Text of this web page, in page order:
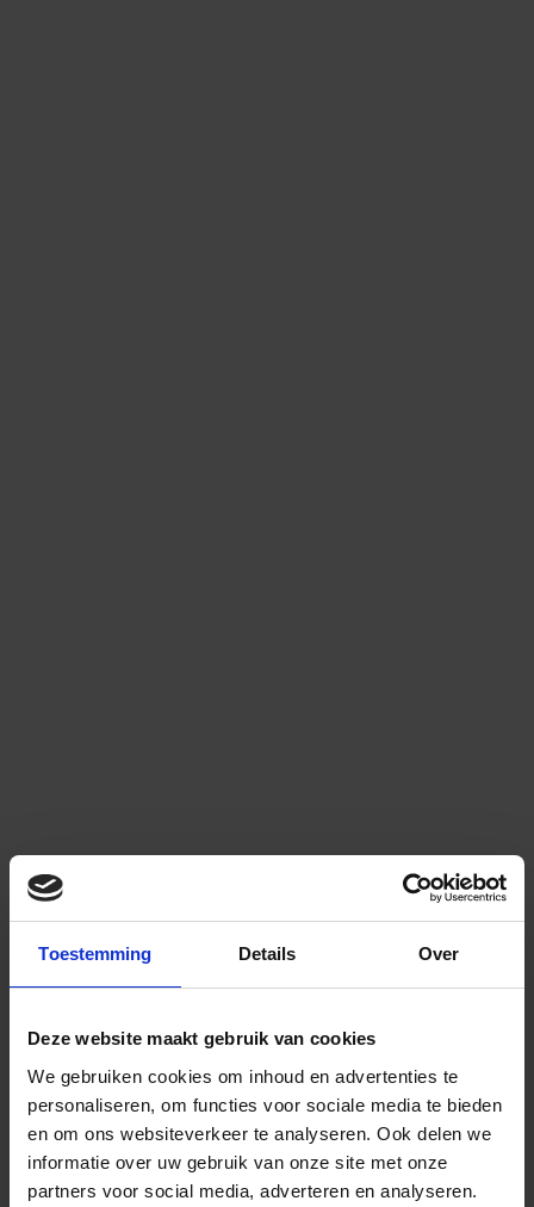
Toestemming Details Over
Deze website maakt gebruik van cookies
We gebruiken cookies om inhoud en advertenties te
personaliseren, om functies voor sociale media te bieden
en om ons websiteverkeer te analyseren. Ook delen we
informatie over uw gebruik van onze site met onze
partners voor social media, adverteren en analyseren.